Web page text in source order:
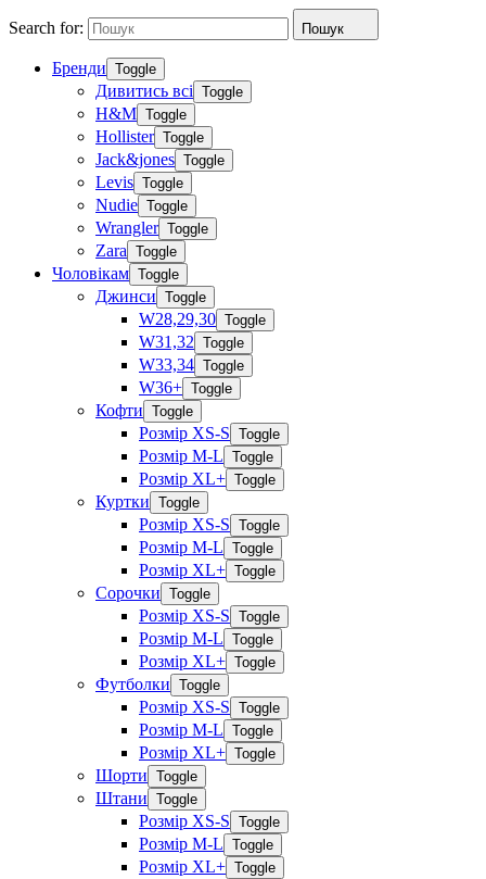
Search for: Пошук
Бренди Toggle
Дивитись всі Toggle
H&M Toggle
Hollister Toggle
Jack&jones Toggle
Levis Toggle
Nudie Toggle
Wrangler Toggle
Zara Toggle
Чоловікам Toggle
Джинси Toggle
W28,29,30 Toggle
W31,32 Toggle
W33,34 Toggle
W36+ Toggle
Кофти Toggle
Розмір XS-S Toggle
Розмір M-L Toggle
Розмір XL+ Toggle
Куртки Toggle
Розмір XS-S Toggle
Розмір M-L Toggle
Розмір XL+ Toggle
Сорочки Toggle
Розмір XS-S Toggle
Розмір M-L Toggle
Розмір XL+ Toggle
Футболки Toggle
Розмір XS-S Toggle
Розмір M-L Toggle
Розмір XL+ Toggle
Шорти Toggle
Штани Toggle
Розмір XS-S Toggle
Розмір M-L Toggle
Розмір XL+ Toggle